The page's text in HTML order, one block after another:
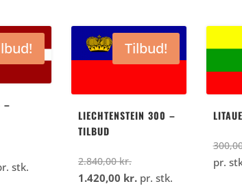
322,50
kr..
750,00
kr..
375,00
–
stk.
Tilbud!
LIECHTENSTEIN 300 –
TILBUD
2.840,00kr.Den
oprindelige
1.420,00 kr.Den
pr. stk.
pr.